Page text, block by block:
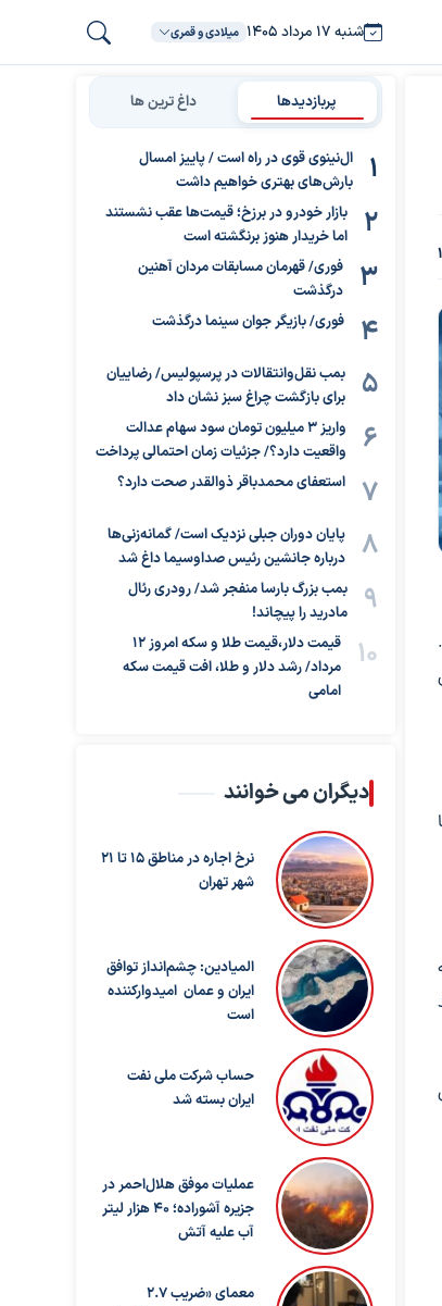
شنبه ۱۷ مرداد ۱۴۰۵ میلادی و قمری
پربازدیدها داغ ترین ها
ال‌نینوی قوی در راه است / پاییز امسال
بارش‌های بهتری خواهیم داشت
بازار خودرو در برزخ؛ قیمت‌ها عقب نشستند
اما خریدار هنوز برنگشته است
فوری/ قهرمان مسابقات مردان آهنین
درگذشت
فوری/ بازیگر جوان سینما درگذشت
بمب نقل‌وانتقالات در پرسپولیس/ رضاییان
برای بازگشت چراغ سبز نشان داد
واریز ۳ میلیون تومان سود سهام عدالت
واقعیت دارد؟/ جزئیات زمان احتمالی پرداخت
استعفای محمدباقر ذوالقدر صحت دارد؟
پایان دوران جبلی نزدیک است/ گمانه‌زنی‌ها
درباره جانشین رئیس صداوسیما داغ شد
بمب بزرگ بارسا منفجر شد/ رودری رئال
مادرید را پیچاند!
قیمت دلار،قیمت طلا و سکه امروز ۱۲
مرداد/ رشد دلار و طلا، افت قیمت سکه
امامی
دیگران می خوانند
نرخ اجاره در مناطق 15 تا 21
شهر تهران
المیادین: چشم‌انداز توافق
ایران و عمان امیدوارکننده
است
حساب‌ شرکت ملی نفت
ایران بسته شد
عملیات موفق هلال‌احمر در
جزیره آشوراده؛ ۴۰ هزار لیتر
آب علیه آتش
معمای «ضریب ۲.۷